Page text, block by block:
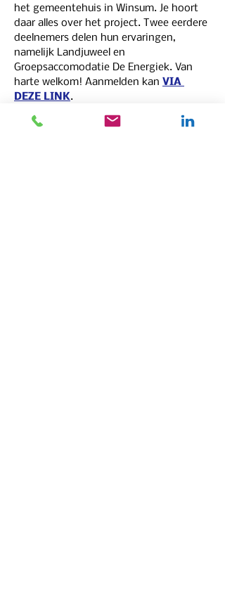
het gemeentehuis in Winsum. Je hoort
daar alles over het project. Twee eerdere
deelnemers delen hun ervaringen,
namelijk Landjuweel en
Groepsaccomodatie De Energiek. Van
harte welkom! Aanmelden kan VIA
DEZE LINK.
16:00u – 16:10u: Inloop